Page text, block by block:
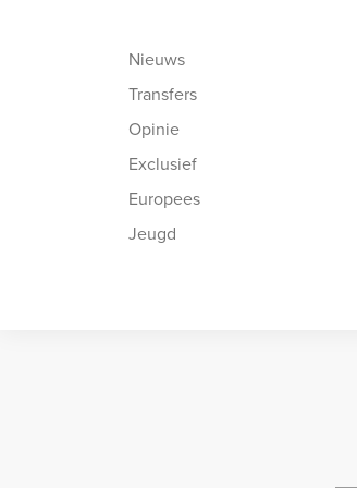
Nieuws
Transfers
Opinie
Exclusief
Europees
Jeugd